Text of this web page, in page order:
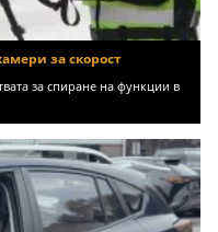
за скорост
за спиране на функции в